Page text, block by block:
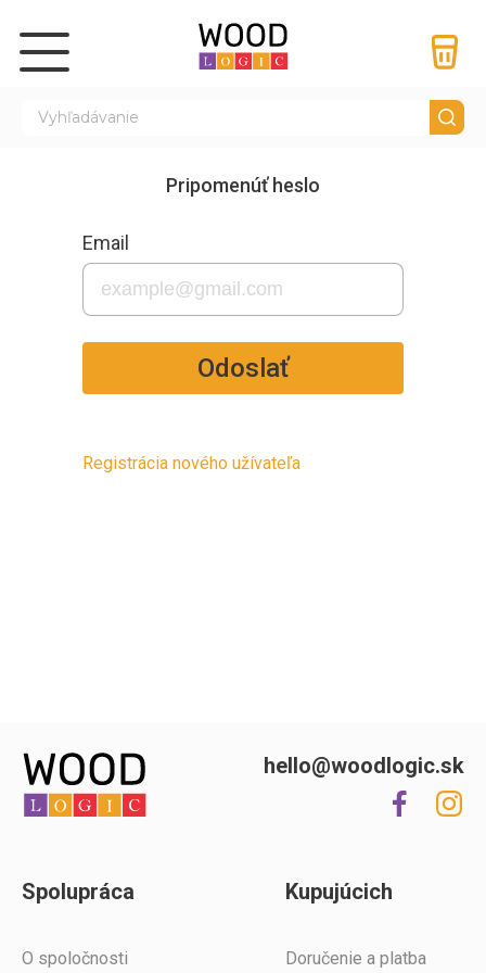
Pripomenúť heslo
Email
Odoslať
Registrácia nového užívateľa
Spolupráca
O spoločnosti
Kupujúcich
Doručenie a platba
hello@woodlogic.sk